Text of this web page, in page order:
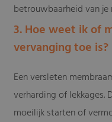
betrouwbaarheid van je
3. Hoe weet ik of
vervanging toe is?
Een versleten
verharding of
moeilijk starten of